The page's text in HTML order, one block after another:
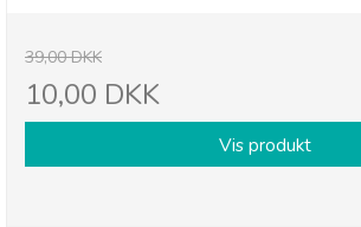
39,00 DKK
10,00 DKK
Vis produkt